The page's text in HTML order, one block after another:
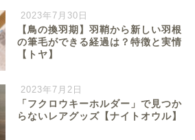
2023年7月30日
【鳥の換羽期】羽鞘から新しい羽根
の筆毛ができる経過は？特徴と実情
【トヤ】
2023年7月2日
「フクロウキーホルダー」で見つか
らないレアグッズ【ナイトオウル】